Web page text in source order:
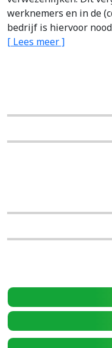
werknemers en in de
bedrijf is hiervoor
[ Lees meer ]